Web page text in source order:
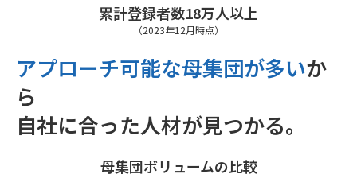
累計登録者数18万人以上
（2023年12月時点）
アプローチ可能な母集団が多いか
ら
自社に合った人材が見つかる。
母集団ボリュームの比較